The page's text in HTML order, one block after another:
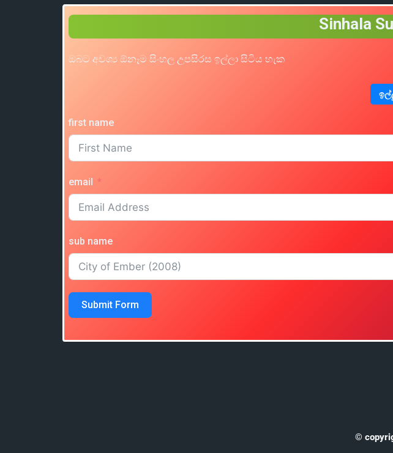
Sinhala
ඔබට අවශ්‍ය ඕනෑම සිංහල උපසිරස ඉල්ලා සිටිය හැක
first name
email
sub name
Submit Form
©